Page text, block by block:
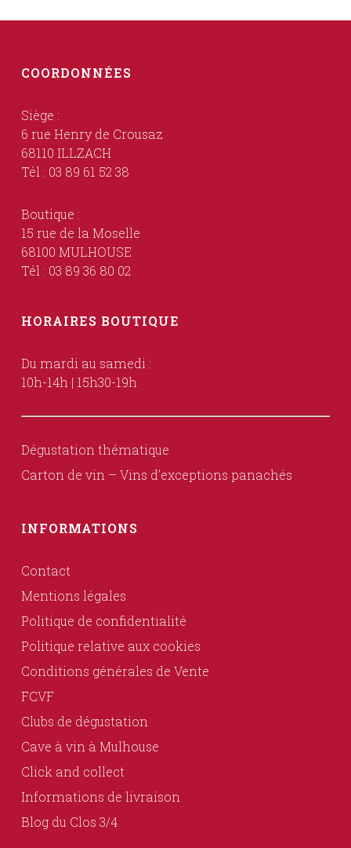
COORDONNÉES
Siège :
6 rue Henry de Crousaz
68110 ILLZACH
Tél : 03 89 61 52 38
Boutique :
15 rue de la Moselle
68100 MULHOUSE
Tél : 03 89 36 80 02
HORAIRES BOUTIQUE
Du mardi au samedi :
10h-14h | 15h30-19h
Dégustation thématique
Carton de vin – Vins d’exceptions panachés
INFORMATIONS
Contact
Mentions légales
Politique de confidentialité
Politique relative aux cookies
Conditions générales de Vente
FCVF
Clubs de dégustation
Cave à vin à Mulhouse
Click and collect
Informations de livraison
Blog du Clos 3/4